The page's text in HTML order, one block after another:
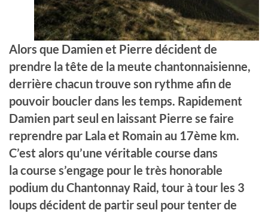
Alors que Damien et Pierre décident de
prendre la tête de la meute chantonnaisienne,
derrière chacuntrouve son rythme afin de
pouvoir boucler dans les temps. Rapidement
Damien part seul en laissant Pierre se faire
reprendre par Lala et Romain au 17ème km.
C’est alors qu’une véritable course dans
la course s’engage pour le très honorable
podium du Chantonnay Raid, tour à tour les 3
loups décident de partir seul pour tenter de